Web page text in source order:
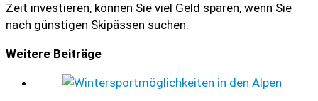
Zeit investieren, können Sie viel Geld sparen, wenn Sie
nach günstigen Skipässen suchen.
Weitere Beiträge